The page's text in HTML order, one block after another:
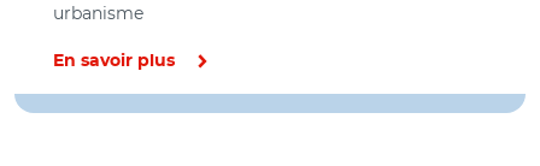
urbanisme
En savoir plus